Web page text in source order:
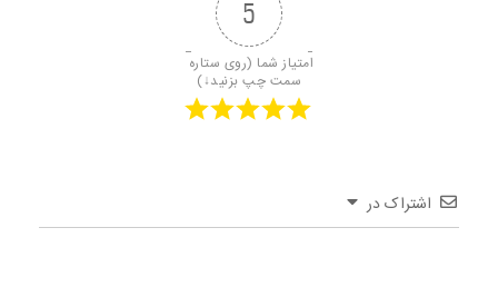
5
امتیاز شما (روی ستاره
سمت چپ بزنید↓)
اشتراک در